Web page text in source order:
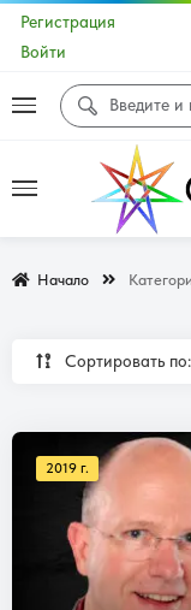
Регистрация
Войти
Начало
Сортировать
2019 г.